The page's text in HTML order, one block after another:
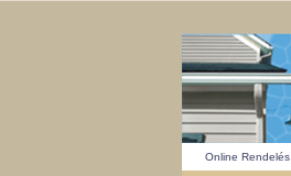
Online Rendelés